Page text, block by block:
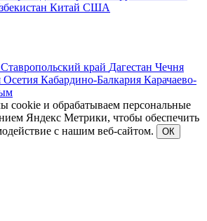
Китай США
Ставропольский край Дагестан Чечня
Осетия Кабардино-Балкария Карачаево-
cookie и обрабатываем персональные
Яндекс Метрики, чтобы обеспечить
с нашим веб-сайтом.
ОК